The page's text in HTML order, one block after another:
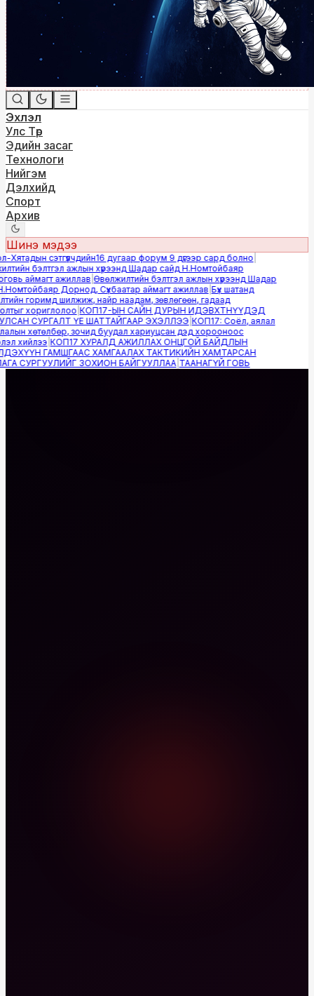
Эхлэл
Улс Төр
Эдийн засаг
Технологи
Нийгэм
Дэлхийд
Спорт
Архив
Шинэ мэдээ
сэтгүүлчдийн16 дугаар форум 9 дүгээр сард болно|
бэлтгэл ажлын хүрээнд Шадар сайд Н.Номтойбаяр
аймагт ажиллав|Өвөлжилтийн бэлтгэл ажлын хүрээнд Шадар
Дорнод, Сүхбаатар аймагт ажиллав|Бүх шатанд
горимд шилжиж, найр наадам, зөвлөгөөн, гадаад
хориглолоо|КОП17-ЫН САЙН ДУРЫН ИДЭВХТНҮҮДЭД
СУРГАЛТ ҮЕ ШАТТАЙГААР ЭХЭЛЛЭЭ|КОП17: Соёл, аялал
хөтөлбөр, зочид буудал хариуцсан дэд хорооноос
хийлээ|КОП17 ХУРАЛД АЖИЛЛАХ ОНЦГОЙ БАЙДЛЫН
ГАМШГААС ХАМГААЛАХ ТАКТИКИЙН ХАМТАРСАН
СУРГУУЛИЙГ ЗОХИОН БАЙГУУЛЛАА|ТААНАГҮЙ ГОВЬ